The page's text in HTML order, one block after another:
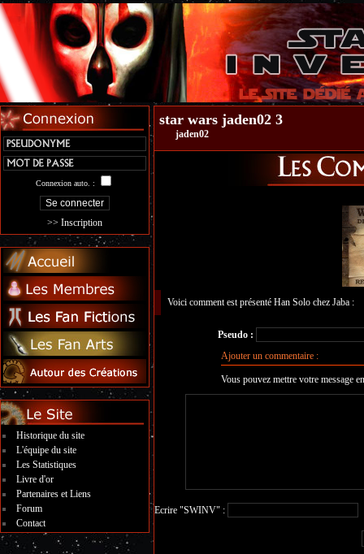
Connexion auto. :
>> Inscription
Historique du site
L'équipe du site
Les Statistiques
Livre d'or
Partenaires et Liens
Forum
Contact
star wars jaden02 3
jaden02
Voici comment est présenté Han Solo chez Jaba :
Pseudo :
Ajouter un commentaire :
Vous pouvez mettre votre message
Ecrire "SWINV" :